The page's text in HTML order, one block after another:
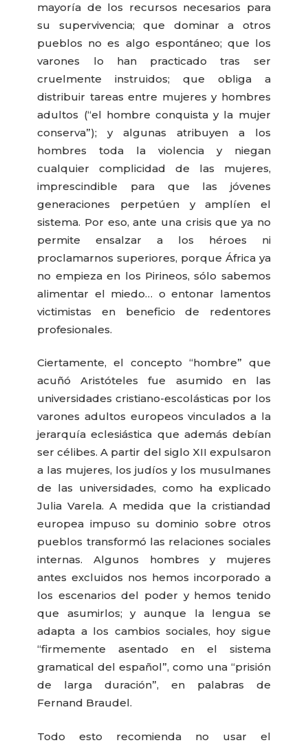
mayoría de los recursos necesarios para
su supervivencia; que dominar a otros
pueblos no es algo espontáneo; que los
varones lo han practicado tras ser
cruelmente instruidos; que obliga a
distribuir tareas entre mujeres y hombres
adultos (“el hombre conquista y la mujer
conserva”); y algunas atribuyen a los
hombres toda la violencia y niegan
cualquier complicidad de las mujeres,
imprescindible para que las jóvenes
generaciones perpetúen y amplíen el
sistema. Por eso, ante una crisis que ya no
permite ensalzar a los héroes ni
proclamarnos superiores, porque África ya
no empieza en los Pirineos, sólo sabemos
alimentar el miedo… o entonar lamentos
victimistas en beneficio de redentores
profesionales.
Ciertamente, el concepto “hombre” que
acuñó Aristóteles fue asumido en las
universidades cristiano-escolásticas por los
varones adultos europeos vinculados a la
jerarquía eclesiástica que además debían
ser célibes. A partir del siglo XII expulsaron
a las mujeres, los judíos y los musulmanes
de las universidades, como ha explicado
Julia Varela. A medida que la cristiandad
europea impuso su dominio sobre otros
pueblos transformó las relaciones sociales
internas. Algunos hombres y mujeres
antes excluidos nos hemos incorporado a
los escenarios del poder y hemos tenido
que asumirlos; y aunque la lengua se
adapta a los cambios sociales, hoy sigue
“firmemente asentado en el sistema
gramatical del español”, como una “prisión
de larga duración”, en palabras de
Fernand Braudel.
Todo esto recomienda no usar el